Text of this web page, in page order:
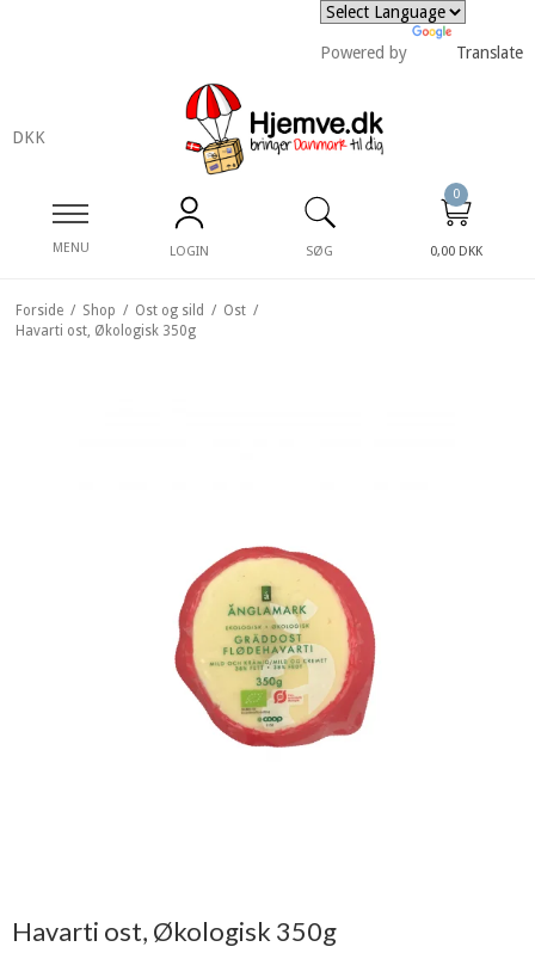
Powered by Translate
DKK
MENU LOGIN SØG
0
0,00 DKK
Forside / Shop / Ost og sild / Ost /
Havarti ost, Økologisk 350g
Havarti ost, Økologisk 350g